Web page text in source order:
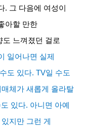
. 그 다음에 여성이
아할 만한
도 느껴졌던 걸로
일어나면 실제
도 있다. TV일 수도
체가 새롭게 올라탈
있다. 아니면 아예
지만 그런 게